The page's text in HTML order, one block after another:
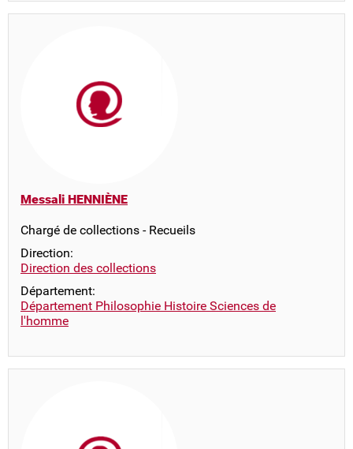
Messali HENNIÈNE
Chargé de collections - Recueils
Direction:
Direction des collections
Département:
Département Philosophie Histoire Sciences de
l'homme